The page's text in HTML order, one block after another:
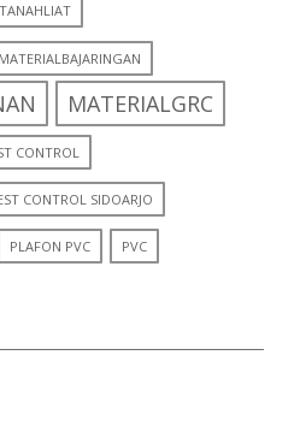
MATERIALBAJARINGAN
MATERIALGRC
CONTROL
CONTROL SIDOARJO
PLAFON PVC PVC